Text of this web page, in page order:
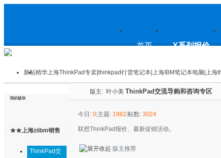
上
海ThinkPad专卖|thinkpad行货笔
记本|上海IBM笔记本电脑|上海
首页 X系列报价
新帖精华上海ThinkPad专卖|thinkpad行货笔记本|上海IBM笔记本电脑|上海
我的版块
★★上海ziibm销售
交流中心★★
ThinkPad交
版主: 叶小美 ThinkPad交流导购和咨询专区
今日: 0|主题: 1982|帖数: 3024
联想ThinkPad报价、最新促销活动。
版主推荐